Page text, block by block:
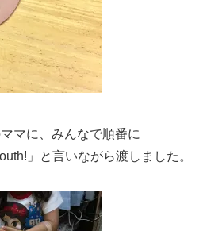
マに、みんなで順番に
」と言いながら渡しました。